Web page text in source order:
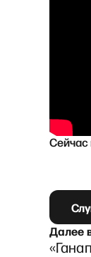
Далее